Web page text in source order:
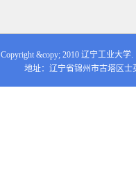
Copyright &copy; 2010 辽宁工业大
地址：辽宁省锦州市古塔区士